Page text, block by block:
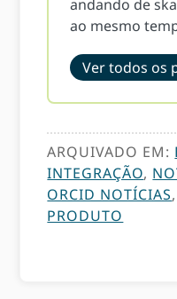
andando de
ao mesmo
Ver todos os
ARQUIVADO EM:
INTEGRAÇÃO,
ORCID NOTÍCIAS
PRODUTO